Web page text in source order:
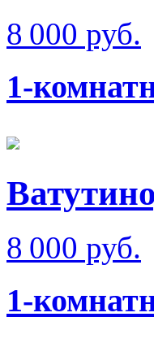
8 000 руб.
1-
8 000 руб.
1-